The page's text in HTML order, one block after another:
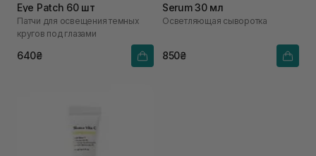
Eye Patch 60 шт
Патчи для освещения темных
кругов под глазами
640₴
Serum 30 мл
Осветляющая сыворотка
850₴